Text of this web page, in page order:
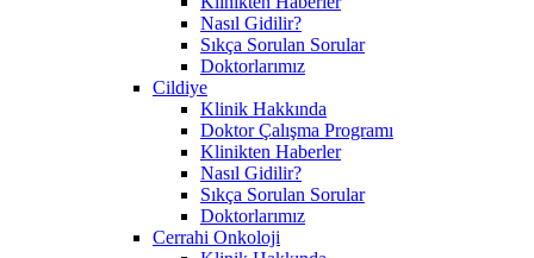
Nasıl Gidilir?
Sıkça Sorulan Sorular
Doktorlarımız
Cildiye
Klinik Hakkında
Doktor Çalışma Programı
Klinikten Haberler
Nasıl Gidilir?
Sıkça Sorulan Sorular
Doktorlarımız
Cerrahi Onkoloji